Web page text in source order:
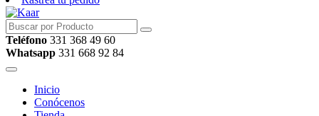
Teléfono 331 368 49 60
Whatsapp 331 668 92 84
Inicio
Conócenos